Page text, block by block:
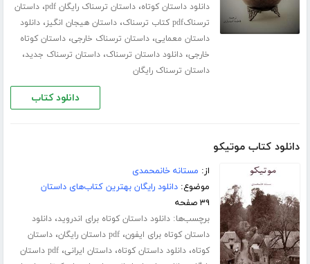
دانلود داستان کوتاه،داستان ترسناک رایگان pdf ،داستان
ترسناکpdf کتاب ترسناک
،داستان هیجان انگیز،دانلود
داستان معمایی،داستان ترسناک خارجی،داستان کوتاه
خارجی،دانلود داستان ترسناک،داستان ترسناک جدید،
داستان ترسناک رایگان
دانلود کتاب
دانلود کتاب موتیکو
از: مستانه خانمحمدی
موضوع:دانلود رایگان بهترین کتاب‌های داستان
۳۹ صفحه
برچسب‌ها:دانلود داستان کوتاه برای اندروید،دانلود
داستان کوتاه برای ایفون،pdf داستان رایگان ،داستان
کوتاه،دانلود داستان کوتاه،داستان ایرانی،
pdf داستان